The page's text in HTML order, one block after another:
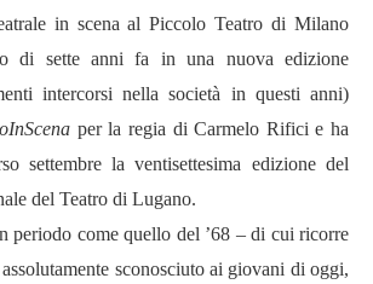
in scena al Piccolo Teatro di Milano
di sette anni fa in una nuova edizione
intercorsi nella società in questi anni)
per la regia di Carmelo Rifici e ha
settembre la ventisettesima edizione del
del Teatro di Lugano.
periodo come quello del ’68 – di cui ricorre
sconosciuto ai giovani di oggi,